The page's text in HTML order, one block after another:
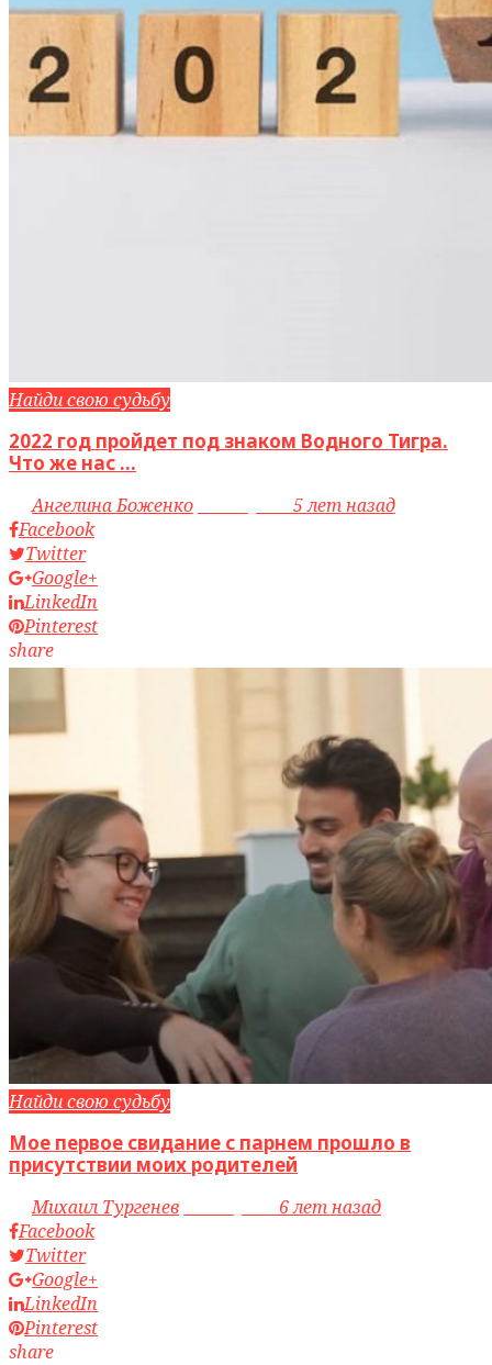
Найди свою судьбу
2022 год пройдет под знаком Водного Тигра.
Что же нас ...
byАнгелина Боженко
5 лет назад
Facebook
Twitter
Google+
LinkedIn
Pinterest
share
Найди свою судьбу
Мое первое свидание с парнем прошло в
присутствии моих родителей
byМихаил Тургенев
6 лет назад
Facebook
Twitter
Google+
LinkedIn
Pinterest
share